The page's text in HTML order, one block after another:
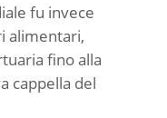
fu invece
alimentari,
fino alla
cappella del